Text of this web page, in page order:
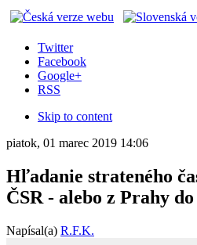
Twitter
Facebook
Google+
RSS
Skip to content
piatok, 01 marec 2019 14:06
Hľadanie strateného
ČSR - alebo z Prahy
Napísal(a) R.F.K.